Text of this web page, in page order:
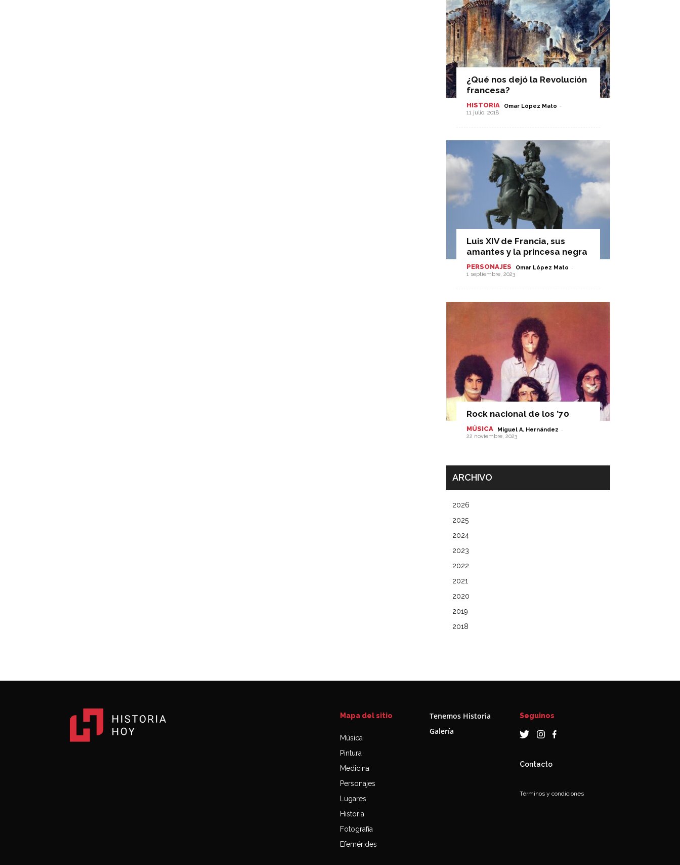
¿Qué nos dejó la Revolución
francesa?
HISTORIA Omar López Mato -
11 julio, 2018
Luis XIV de Francia, sus
amantes y la princesa negra
PERSONAJES Omar López Mato -
1 septiembre, 2023
Rock nacional de los ’70
MÚSICA Miguel A. Hernández -
22 noviembre, 2023
ARCHIVO
2026
2025
2024
2023
2022
2021
2020
2019
2018
Mapa del sitio
Música
Pintura
Medicina
Personajes
Lugares
Historia
Fotografía
Efemérides
Tenemos Historia
Galería
Seguinos
Contacto
Términos y condiciones